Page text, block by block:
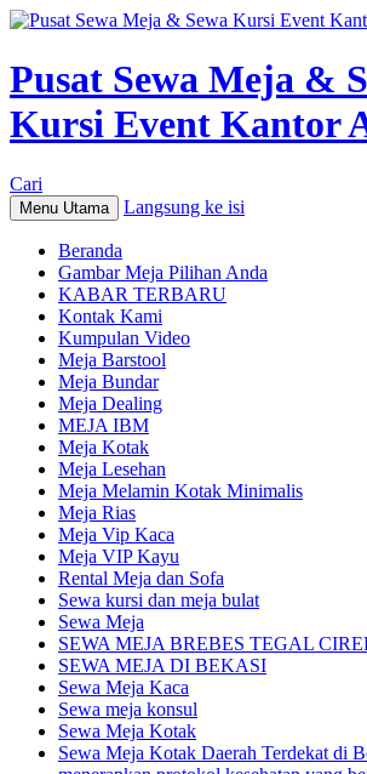
Pusat Sewa Meja &
Kursi Event Kantor
Cari
Menu Utama Langsung ke isi
Beranda
Gambar Meja Pilihan Anda
KABAR TERBARU
Kontak Kami
Kumpulan Video
Meja Barstool
Meja Bundar
Meja Dealing
MEJA IBM
Meja Kotak
Meja Lesehan
Meja Melamin Kotak Minimalis
Meja Rias
Meja Vip Kaca
Meja VIP Kayu
Rental Meja dan Sofa
Sewa kursi dan meja bulat
Sewa Meja
SEWA MEJA BREBES TEGAL
SEWA MEJA DI BEKASI
Sewa Meja Kaca
Sewa meja konsul
Sewa Meja Kotak
Sewa Meja Kotak Daerah Terdekat di